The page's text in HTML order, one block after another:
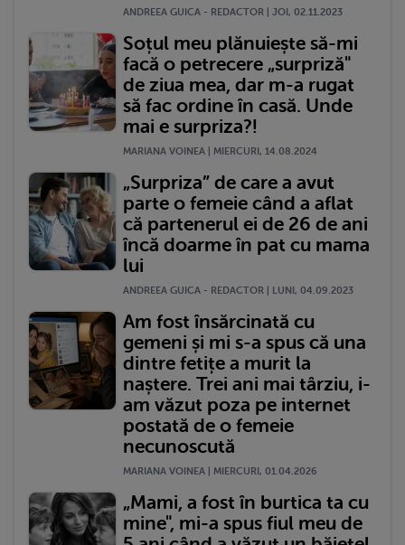
ANDREEA GUICA - REDACTOR | JOI, 02.11.2023
Soțul meu plănuiește să-mi
facă o petrecere „surpriză"
de ziua mea, dar m-a rugat
să fac ordine în casă. Unde
mai e surpriza?!
MARIANA VOINEA | MIERCURI, 14.08.2024
„Surpriza” de care a avut
parte o femeie când a aflat
că partenerul ei de 26 de ani
încă doarme în pat cu mama
lui
ANDREEA GUICA - REDACTOR | LUNI, 04.09.2023
Am fost însărcinată cu
gemeni și mi s-a spus că una
dintre fetițe a murit la
naștere. Trei ani mai târziu, i-
am văzut poza pe internet
postată de o femeie
necunoscută
MARIANA VOINEA | MIERCURI, 01.04.2026
„Mami, a fost în burtica ta cu
mine", mi-a spus fiul meu de